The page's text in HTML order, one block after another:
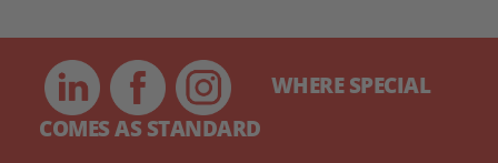
WHERE SPECIAL
COMES AS STANDARD